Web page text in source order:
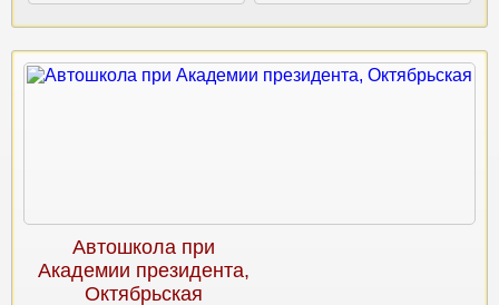
Автошкола при
Академии президента,
Октябрьская